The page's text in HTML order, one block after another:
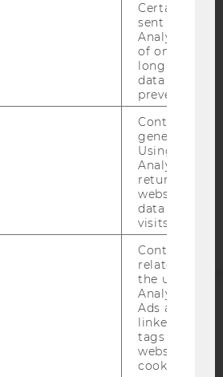
WEBSEITE
SOCIAL MEDIA
UND STUDIERENDE
Barrierefreiheitserklärung
Certain data
sent to
Analytics a
of once per
long as it is
data
prevented.
Contains a
generated
Using this
Analytics can
returning
website and
data from
visits.
Contains
related
the user. If
Analytics and
Ads accounts
linked, the
tags on the
website read
cookie.